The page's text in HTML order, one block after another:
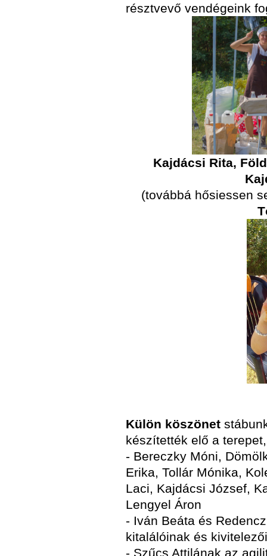
résztvevő vendégeink
Kajdácsi Rita,
(továbbá hősiessen
Külön köszönet
készítették elő a
- Bereczky Móni,
Erika, Tollár Mónika,
Laci, Kajdácsi József,
Lengyel Áron
- Iván Beáta és
kitalálóinak és
- Szűcs Attilának az